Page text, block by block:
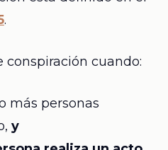
.
conspiración cuando:
más personas
y